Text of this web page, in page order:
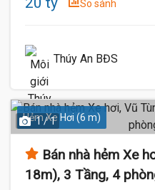
So sánh
Thúy An BĐS
Hẻm Xe Hơi (6 m)
1 / 1
Bán nhà hẻm Xe
18m), 3 Tầng, 4